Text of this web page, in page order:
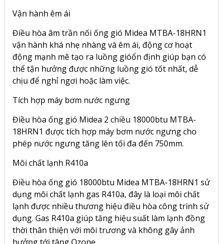
Vận hành êm ái
Điều hòa âm trần nối ống gió Midea MTBA-18HRN1
vận hành khá nhẹ nhàng và êm ái, động cơ hoạt
động mạnh mẽ tạo ra luồng gióổn định giúp bạn có
thể tận hưởng được những luồng gió tốt nhất, dễ
chịu để nghỉ ngơi hoặc làm việc.
Tích hợp máy bơm nước ngưng
Điều hòa ống gió Midea 2 chiều 18000btu MTBA-
18HRN1 được tích hợp máy bơm nước ngưng cho
phép nước ngưng tăng lên tối đa đến 750mm.
Môi chất lạnh R410a
Điều hòa ống gió 18000btu Midea MTBA-18HRN1 sử
dụng môi chất lạnh gas R410a, đây là loại môi chất
lạnh được nhiều thương hiệu điều hòa công trình sử
dụng. Gas R410a giúp tăng hiệu suất làm lạnh đồng
thời thân thiện với môi trương và không gây ảnh